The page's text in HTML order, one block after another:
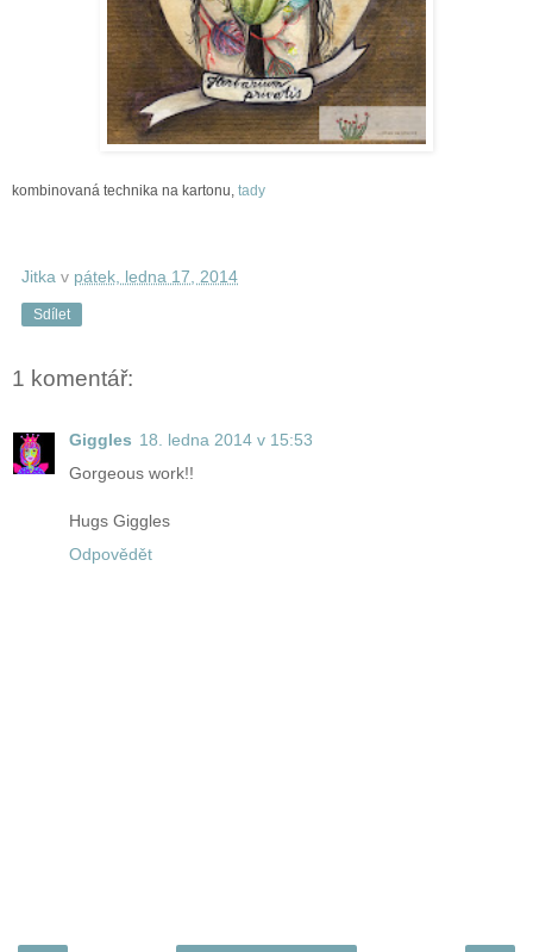
kombinovaná technika na kartonu, tady
Jitka v pátek, ledna 17, 2014
Sdílet
1 komentář:
Giggles 18. ledna 2014 v 15:53
Gorgeous work!!
Hugs Giggles
Odpovědět